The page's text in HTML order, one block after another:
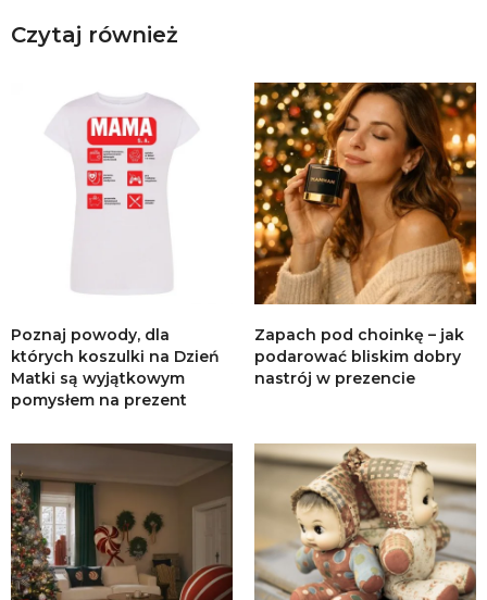
Czytaj również
Poznaj powody, dla
których koszulki na Dzień
Matki są wyjątkowym
pomysłem na prezent
Zapach pod choinkę – jak
podarować bliskim dobry
nastrój w prezencie